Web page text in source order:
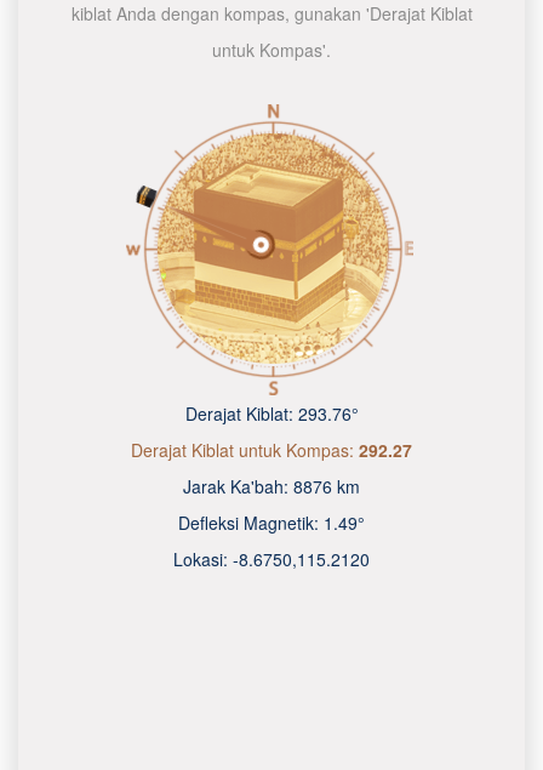
kiblat Anda dengan kompas, gunakan 'Derajat Kiblat
untuk Kompas'.
Derajat Kiblat: 293.76°
Derajat Kiblat untuk Kompas: 292.27
Jarak Ka'bah: 8876 km
Defleksi Magnetik: 1.49°
Lokasi: -8.6750,115.2120